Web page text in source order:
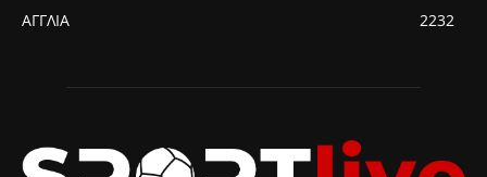
ΑΓΓΛΙΑ
2232